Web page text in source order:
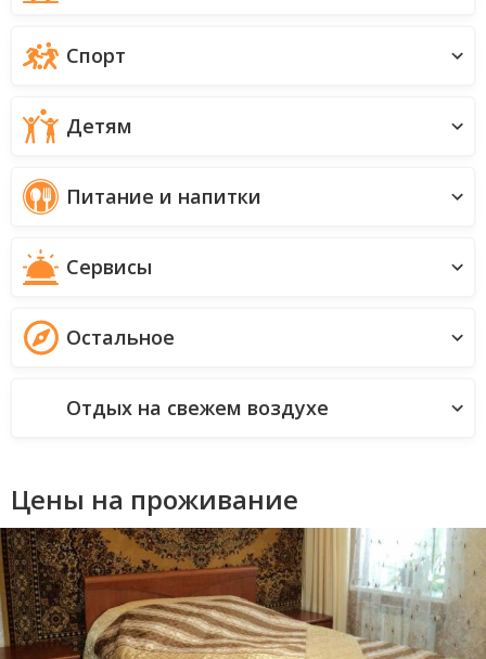
Спорт
Детям
Питание и напитки
Сервисы
Остальное
Отдых на свежем воздухе
Цены на проживание